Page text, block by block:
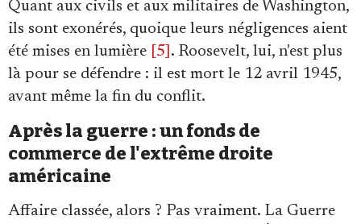
Quant aux civils et aux militaires de Washington,
ils sont exonérés, quoique leurs négligences aient
été mises en lumière
[5] . Roosevelt, lui, n'est plus
là pour se défendre : il est mort le 12 avril 1945,
avant même la fin du conflit.
Après la guerre : un fonds de
commerce de l'extrême droite
américaine
Affaire classée, alors ? Pas vraiment. La Guerre